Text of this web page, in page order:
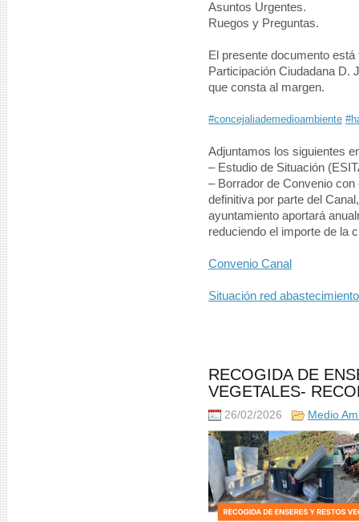
Asuntos Urgentes.
Ruegos y Preguntas.
El presente documento
Participación Ciudadana D.
que consta al margen.
#concejaliademedioambiente
Adjuntamos los siguientes
– Estudio de Situación
– ⁠Borrador de Convenio
definitiva por parte del
ayuntamiento aportará
reduciendo el importe de la
Convenio Canal
Situación red abastecimiento
RECOGIDA DE
VEGETALES-
26/02/2026 Medio